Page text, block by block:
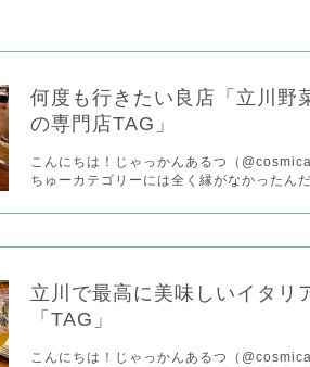
何度も行きたい良店「立川野
の専門店TAG」
こんにちは！じゃっかんあるつ（
ちゅーカテゴリーには全く縁がなかったん
立川で最高に美味しいイタリ
「TAG」
こんにちは！じゃっかんあるつ（